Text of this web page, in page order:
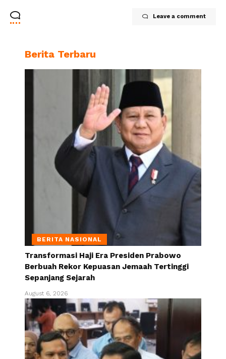
Leave a comment
Berita Terbaru
BERITA NASIONAL
Transformasi Haji Era Presiden Prabowo
Berbuah Rekor Kepuasan Jemaah Tertinggi
Sepanjang Sejarah
August 6, 2026